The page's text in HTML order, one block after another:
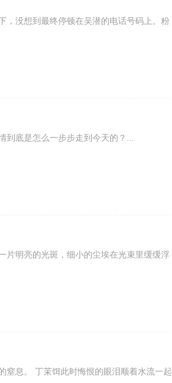
，没想到最终停顿在吴潜的电话号码上。粉
到底是怎么一步步走到今天的？...
片明亮的光斑，细小的尘埃在光束里缓缓浮
窒息。 丁茉饵此时悔恨的眼泪顺着水流一起